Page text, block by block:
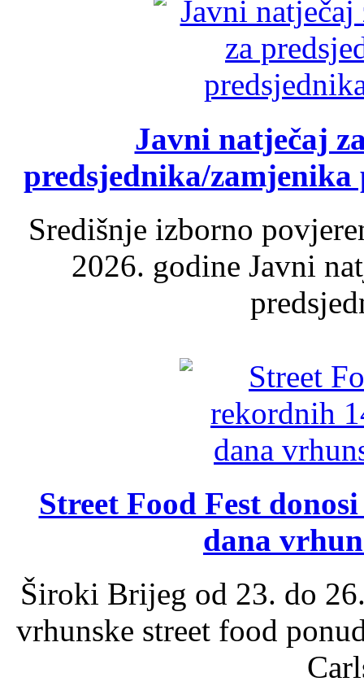
Javni natječaj
predsjednika/
Središnje izborno
2026. godine Javni
Street Food Fest
dana
Široki Brijeg od 23. do
vrhunske street food